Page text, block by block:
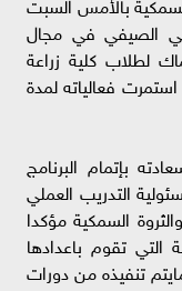
العملي الصيفي في مجال
لطلاب كلية زراعة
فعالياته لمدة
بإتمام البرنامج
التدريب العملي
السمكية مؤكدا
التي تقوم باعدادها
تنفيذه من دورات